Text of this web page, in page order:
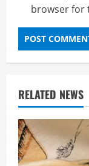
browser for
RELATED NEWS